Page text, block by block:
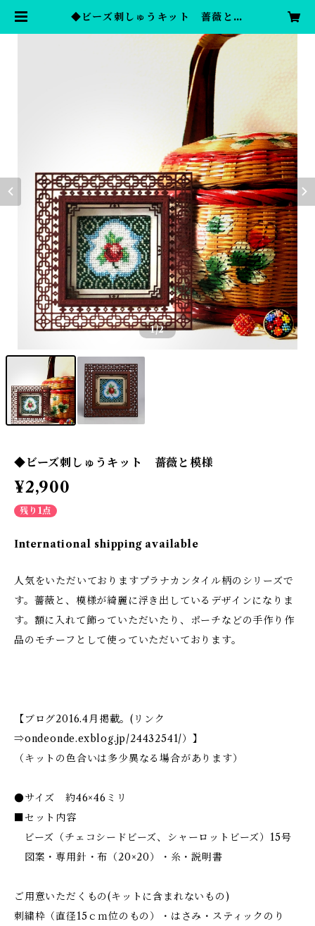
◆ビーズ刺しゅうキット 薔薇と模
ーズワーク オンラインショップ
1/2
◆ビーズ刺しゅうキット 薔薇と模様
¥2,900
残り1点
International shipping available
人気をいただいておりますプラナカンタイル柄のシリーズで
す。薔薇と、模様が綺麗に浮き出しているデザインになりま
す。額に入れて飾っていただいたり、ポーチなどの手作り作
品のモチーフとして使っていただいております。
【ブログ2016.4月掲載。(リンク
⇒ondeonde.exblog.jp/24432541/）】
（キットの色合いは多少異なる場合があります）
●サイズ 約46×46ミリ
■セット内容
ビーズ（チェコシードビーズ、シャーロットビーズ）15号
図案・専用針・布（20×20）・糸・説明書
ご用意いただくもの(キットに含まれないもの)
刺繍枠（直径15ｃｍ位のもの）・はさみ・スティックのり